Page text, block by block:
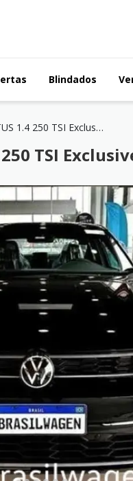
Blindados
VIRTUS 1.4 250 TSI Exclusive
TSI